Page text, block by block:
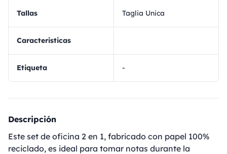
Tallas Taglia Unica
Caracteristicas
Etiqueta -
Descripción
Este set de oficina 2 en 1, fabricado con papel 100%
reciclado, es ideal para tomar notas durante la